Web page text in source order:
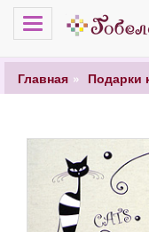
Меню
Главная Подарки